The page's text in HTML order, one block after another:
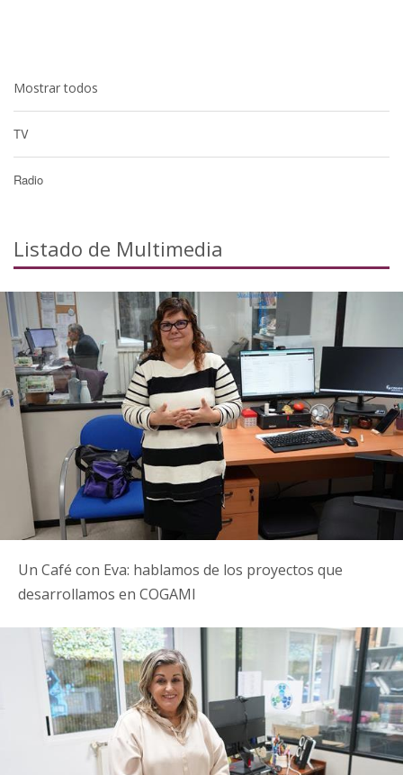
Mostrar todos
TV
Radio
Listado de Multimedia
Un Café con Eva: hablamos de los proyectos que
desarrollamos en COGAMI